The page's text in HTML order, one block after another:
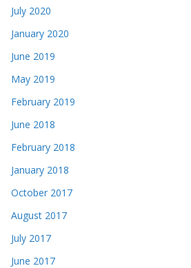
July 2020
January 2020
June 2019
May 2019
February 2019
June 2018
February 2018
January 2018
October 2017
August 2017
July 2017
June 2017